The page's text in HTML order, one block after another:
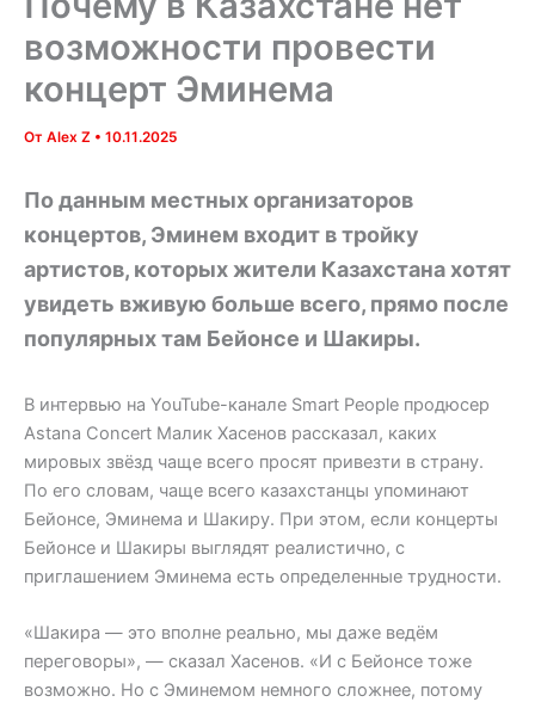
возможности провести
концерт Эминема
От Alex Z • 10.11.2025
По данным местных организаторов
концертов, Эминем входит в тройку
артистов, которых жители Казахстана хотят
увидеть вживую больше всего, прямо после
популярных там Бейонсе и Шакиры.
В интервью на YouTube-канале Smart People продюсер
Astana Concert Малик Хасенов рассказал, каких
мировых звёзд чаще всего просят привезти в страну.
По его словам, чаще всего казахстанцы упоминают
Бейонсе, Эминема и Шакиру. При этом, если концерты
Бейонсе и Шакиры выглядят реалистично, с
приглашением Эминема есть определенные трудности.
«Шакира — это вполне реально, мы даже ведём
переговоры», — сказал Хасенов. «И с Бейонсе тоже
возможно. Но с Эминемом немного сложнее, потому